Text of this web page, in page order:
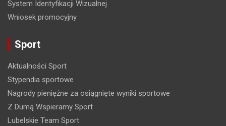
a
p
o
w
p
i
s
a
System Identyfikacji Wizualnej
Wniosek promocyjny
Sport
Aktualności Sport
Stypendia sportowe
Nagrody pieniężne za osiągnięte wyniki sportowe
Z Dumą Wspieramy Sport
Lubelskie Team Sport